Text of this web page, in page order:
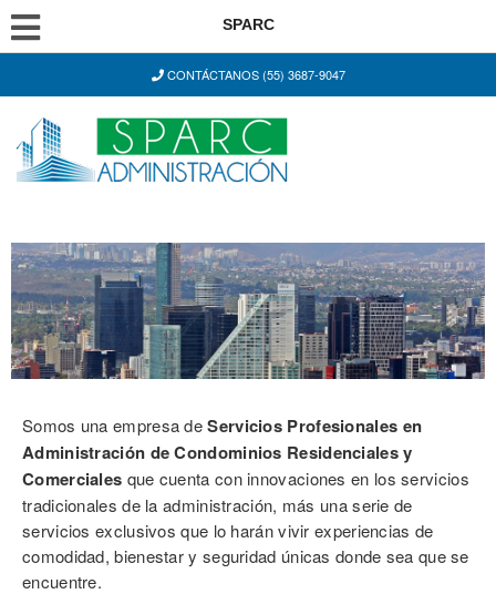
SPARC
CONTÁCTANOS (55) 3687-9047
Somos una empresa deServicios Profesionales en
Administración de Condominios Residenciales y
Comerciales que cuenta con innovaciones en los servicios
tradicionales de la administración, más una serie de
servicios exclusivos que lo harán vivir experiencias de
comodidad, bienestar y seguridad únicas donde sea que se
encuentre.